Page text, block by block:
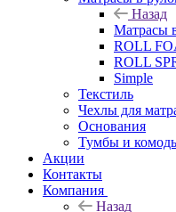
Назад
Матрасы
ROLL
ROLL
Simple
Текстиль
Чехлы для
Основания
Тумбы и
Акции
Контакты
Компания
Назад